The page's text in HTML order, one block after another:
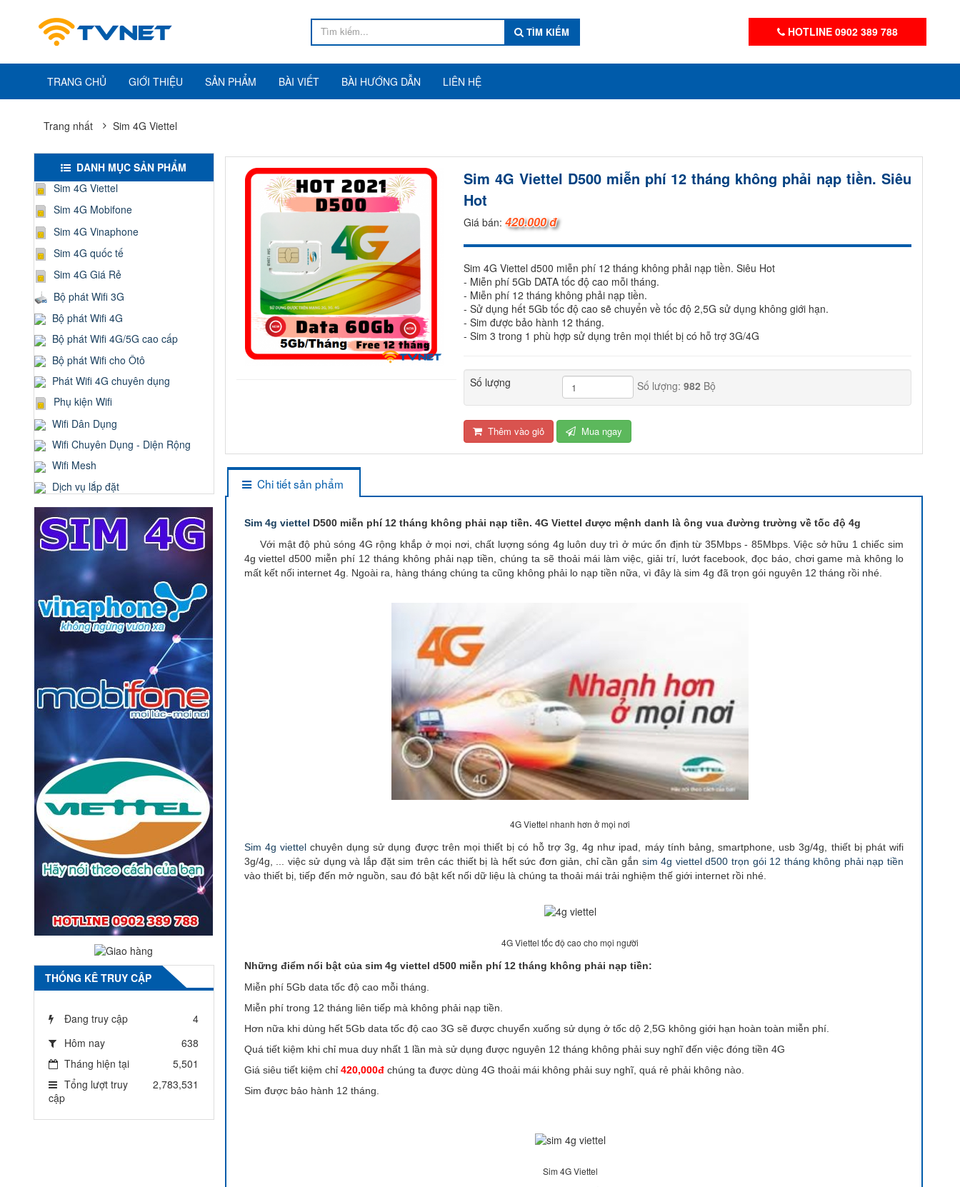
TÌM KIẾM HOTLINE 0902 389 788
TRANG CHỦ GIỚI THIỆU SẢN PHẨM BÀI VIẾT BÀI HƯỚNG DẪN LIÊN HỆ
Trang nhất Sim 4G Viettel
Sim 4G Viettel D500 miễn phí 12 tháng không phải nạp tiền. Siêu
Hot
Giá bán: 420.000 đ
Sim 4G Viettel d500 miễn phí 12 tháng không phải nạp tiền. Siêu Hot
- Miễn phí 5Gb DATA tốc độ cao mỗi tháng.
- Miễn phí 12 tháng không phải nạp tiền.
- Sử dụng hết 5Gb tốc độ cao sẽ chuyển về tốc độ 2,5G sử dụng không giới hạn.
- Sim được bảo hành 12 tháng.
- Sim 3 trong 1 phù hợp sử dụng trên mọi thiết bị có hỗ trợ 3G/4G
Số lượng Số lượng: 982 Bộ
Thêm vào giỏ Mua ngay
Chi tiết sản phẩm
Sim 4g viettel D500 miễn phí 12 tháng không phải nạp tiền. 4G Viettel được mệnh danh là ông vua đường trường về tốc độ 4g
Với mật độ phủ sóng 4G rộng khắp ở mọi nơi, chất lượng sóng 4g luôn duy trì ở mức ổn định từ 35Mbps - 85Mbps. Việc sở hữu 1 chiếc sim
4g viettel d500 miễn phí 12 tháng không phải nạp tiền, chúng ta sẽ thoải mái làm việc, giải trí, lướt facebook, đọc báo, chơi game mà không lo
mất kết nối internet 4g. Ngoài ra, hàng tháng chúng ta cũng không phải lo nạp tiền nữa, vì đây là sim 4g đã trọn gói nguyên 12 tháng rồi nhé.
4G Viettel nhanh hơn ở mọi nơi
Sim 4g viettel chuyên dụng sử dụng được trên mọi thiết bị có hỗ trợ 3g, 4g như ipad, máy tính bảng, smartphone, usb 3g/4g, thiết bị phát wifi
3g/4g, ... việc sử dụng và lắp đặt sim trên các thiết bị là hết sức đơn giản, chỉ cần gắn sim 4g viettel d500 trọn gói 12 tháng không phải nạp tiền
vào thiết bị, tiếp đến mở nguồn, sau đó bật kết nối dữ liệu là chúng ta thoải mái trải nghiệm thế giới internet rồi nhé.
4G Viettel tốc độ cao cho mọi người
Những điểm nổi bật của sim 4g viettel d500 miễn phí 12 tháng không phải nạp tiền:
Miễn phí 5Gb data tốc độ cao mỗi tháng.
Miễn phí trong 12 tháng liên tiếp mà không phải nạp tiền.
Hơn nữa khi dùng hết 5Gb data tốc độ cao 3G sẽ được chuyển xuống sử dụng ở tốc dộ 2,5G không giới hạn hoàn toàn miễn phí.
Quá tiết kiệm khi chỉ mua duy nhất 1 lần mà sử dụng được nguyên 12 tháng không phải suy nghĩ đến việc đóng tiền 4G
Giá siêu tiết kiệm chỉ 420,000đ chúng ta được dùng 4G thoải mái không phải suy nghĩ, quá rẻ phải không nào.
Sim được bảo hành 12 tháng.
Sim 4G Viettel
DANH MỤC SẢN PHẨM
Sim 4G Viettel
Sim 4G Mobifone
Sim 4G Vinaphone
Sim 4G quốc tế
Sim 4G Giá Rẻ
Bộ phát Wifi 3G
Bộ phát Wifi 4G
Bộ phát Wifi 4G/5G cao cấp
Bộ phát Wifi cho Ôtô
Phát Wifi 4G chuyên dụng
Phụ kiện Wifi
Wifi Dân Dụng
Wifi Chuyên Dụng - Diện Rộng
Wifi Mesh
Dịch vụ lắp đặt
THỐNG KÊ TRUY CẬP
Đang truy cập
4
Hôm nay
638
Tháng hiện tại
5,501
Tổng lượt truy
cập
2,783,531